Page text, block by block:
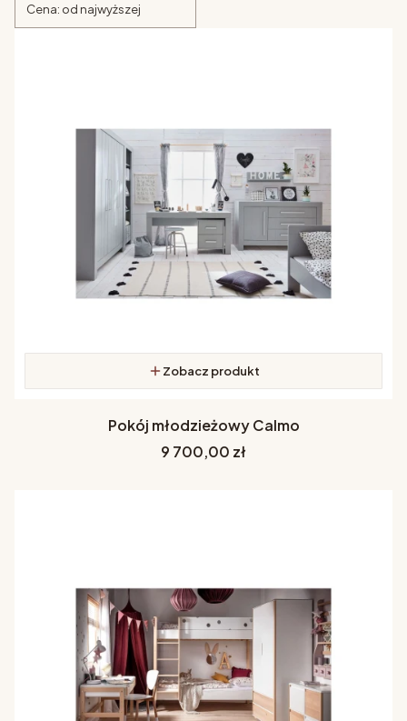
Cena: od najwyższej
Zobacz produkt
Pokój młodzieżowy Calmo
Cena
9 700,00 zł